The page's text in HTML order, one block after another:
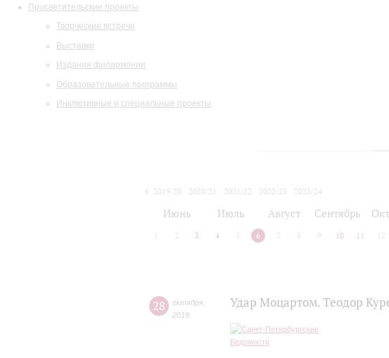
Просветительские проекты
Творческие встречи
Выставки
Издания филармонии
Образовательные программы
Инклюзивные и специальные проекты
2019/20 2020/21 2021/22 2022/23
2023/24
Июнь Июль Август Сентябрь
2 3 4 5 6 7 8 9 10 11 12
28 октября
2019
Удар Моцартом. Теодор